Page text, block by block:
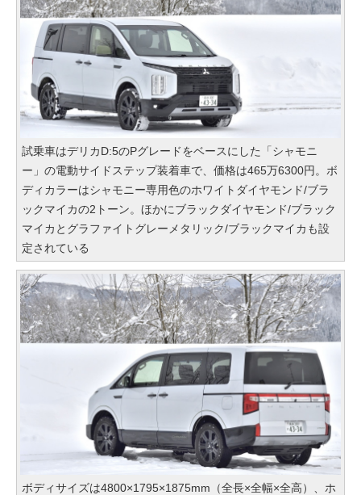
試乗車はデリカD:5のPグレードをベースにした「シャモニ
ー」の電動サイドステップ装着車で、価格は465万6300円。ボ
ディカラーはシャモニー専用色のホワイトダイヤモンド/ブラ
ックマイカの2トーン。ほかにブラックダイヤモンド/ブラック
マイカとグラファイトグレーメタリック/ブラックマイカも設
定されている
ボディサイズは4800×1795×1875mm（全長×全幅×全高）、ホ